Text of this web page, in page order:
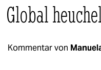
politik
öko
Global
Kommentar von